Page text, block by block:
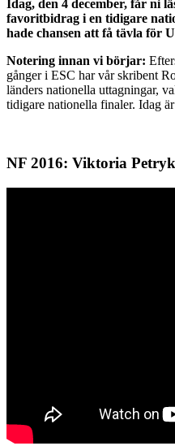
Idag, den 4 december, får ni
favoritbidrag i en tidigare
hade chansen att få tävla för
Notering innan vi börjar:
gånger i ESC har vår skribent
länders nationella uttagningar,
tidigare nationella finaler. Idag
NF 2016: Viktoria